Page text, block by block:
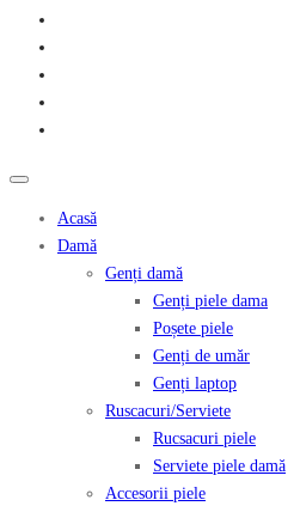
Acasă
Damă
Genți damă
Genți piele dama
Poșete piele
Genți de umăr
Genți laptop
Ruscacuri/Serviete
Rucsacuri piele
Serviete piele damă
Accesorii piele